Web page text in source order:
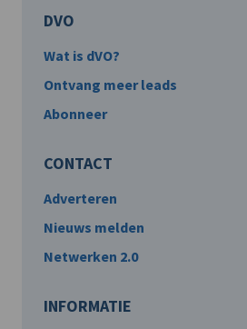
DVO
Wat is dVO?
Ontvang meer leads
Abonneer
CONTACT
Adverteren
Nieuws melden
Netwerken 2.0
INFORMATIE